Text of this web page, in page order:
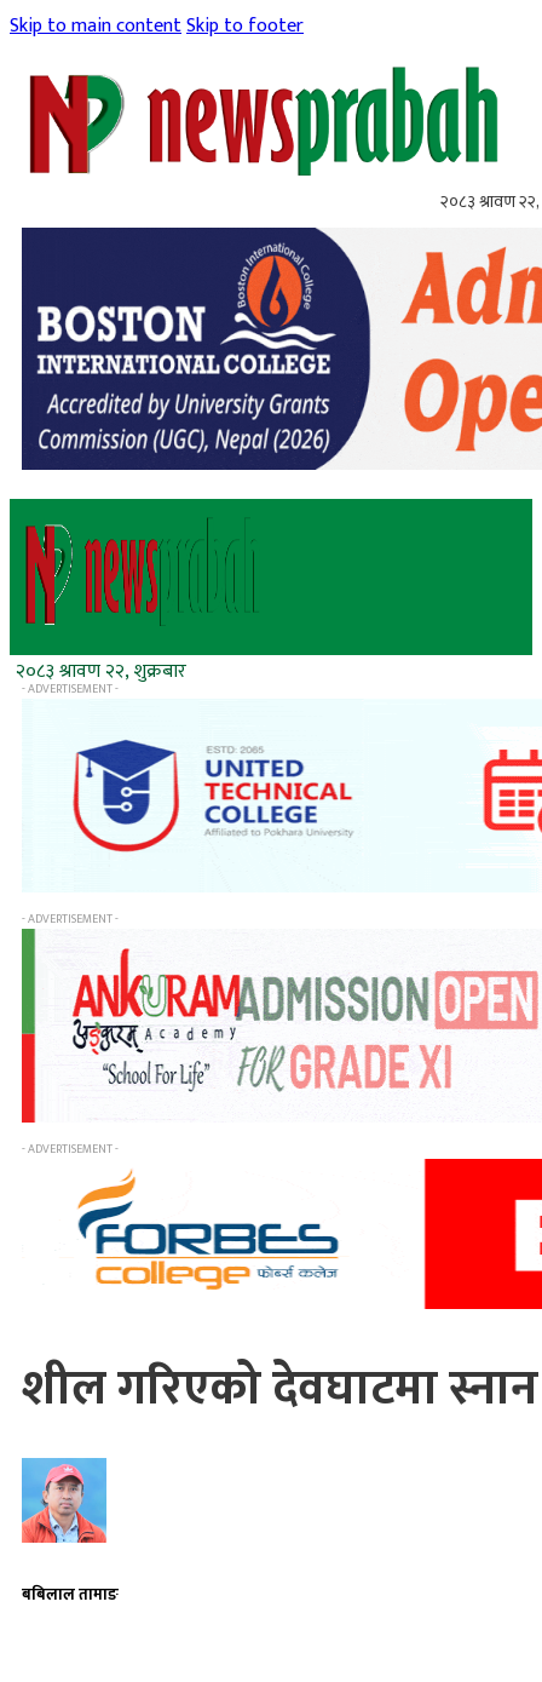
Skip to main contentSkip to footer
२०८३ श्रावण २२,
२०८३ श्रावण २२, शुक्रबार
- ADVERTISEMENT -
- ADVERTISEMENT -
- ADVERTISEMENT -
शील गरिएको देवघाटमा
बबिलाल तामाङ